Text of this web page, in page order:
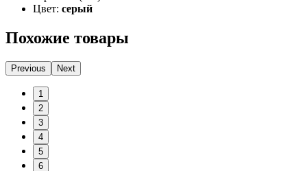
Цвет: серый
Похожие товары
Previous Next
1
2
3
4
5
6